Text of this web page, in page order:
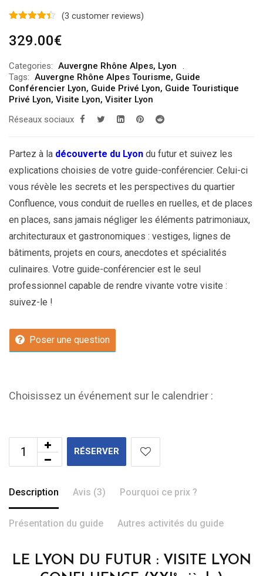
(3 customer reviews)
329.00€
Categories: Auvergne Rhône Alpes, Lyon
Tags: Auvergne Rhône Alpes Tourisme, Guide
Conférencier Lyon, Guide Privé Lyon, Guide Touristique
Privé Lyon, Visite Lyon, Visiter Lyon
Réseaux sociaux
Partez à la découverte du Lyon du futur et suivez les
explications choisies de votre guide-conférencier. Celui-ci
vous révèle les secrets et les perspectives du quartier
Confluence, vous conduit de ruelles en ruelles, et de places
en places, sans jamais négliger les éléments patrimoniaux,
architecturaux et gastronomiques : vestiges, lignes de
bâtiments, projets en cours, anecdotes et spécialités
culinaires. Votre guide-conférencier est le seul
professionnel capable de rendre vivante votre visite :
suivez-le !
Poser une question
Choisissez un événement sur le calendrier :
RÉSERVER
Description Avis (3) Pourquoi ce prix ?
Présentation du guide Autres activités du guide
LE LYON DU FUTUR : VISITE LYON